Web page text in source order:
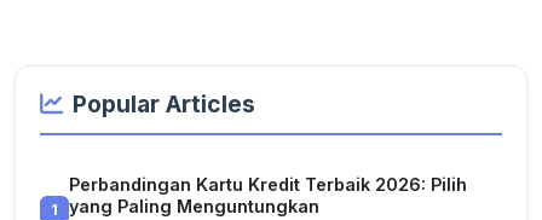
Popular Articles
1
Perbandingan Kartu Kredit Terbaik 2026: Pilih
yang Paling Menguntungkan